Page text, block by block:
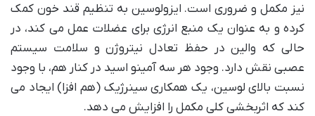
نیز مکمل و ضروری است. ایزولوسین به تنظیم قند خون کمک
کرده و به عنوان یک منبع انرژی برای عضلات عمل می کند، در
حالی که والین در حفظ تعادل نیتروژن و سلامت سیستم
عصبی نقش دارد. وجود هر سه آمینو اسید در کنار هم، با وجود
نسبت بالای لوسین، یک همکاری سینرژیک (هم افزا) ایجاد می
کند که اثربخشی کلی مکمل را افزایش می دهد.